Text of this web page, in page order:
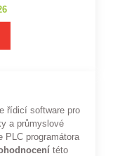
řídicí software pro
a průmyslové
PLC programátora
této